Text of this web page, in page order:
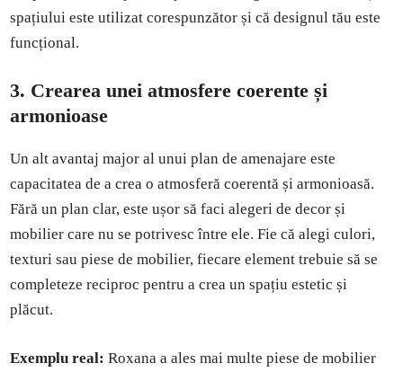
spațiului este utilizat corespunzător și că designul tău este
funcțional.
3. Crearea unei atmosfere coerente și
armonioase
Un alt avantaj major al unui plan de amenajare este
capacitatea de a crea o atmosferă coerentă și armonioasă.
Fără un plan clar, este ușor să faci alegeri de decor și
mobilier care nu se potrivesc între ele. Fie că alegi culori,
texturi sau piese de mobilier, fiecare element trebuie să se
completeze reciproc pentru a crea un spațiu estetic și
plăcut.
Exemplu real: Roxana a ales mai multe piese de mobilier